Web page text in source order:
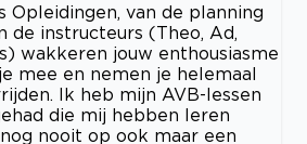
Opleidingen, van de planning
de instructeurs (Theo, Ad,
wakkeren jouw enthousiasme
mee en nemen je helemaal
Ik heb mijn AVB-lessen
die mij hebben leren
nooit op ook maar een